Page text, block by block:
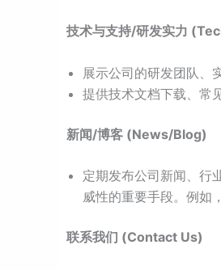
技术与支持/研发实力
展示公司的研发团队、
提供技术文档下载、常
新闻/博客 (News/Blog)
定期发布公司新闻、行
威性的重要手段。例如
联系我们 (Contact Us)